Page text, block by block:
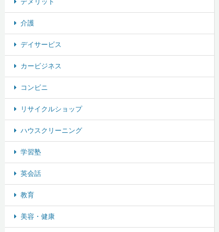
介護
デイサービス
カービジネス
コンビニ
リサイクルショップ
ハウスクリーニング
学習塾
英会話
教育
美容・健康